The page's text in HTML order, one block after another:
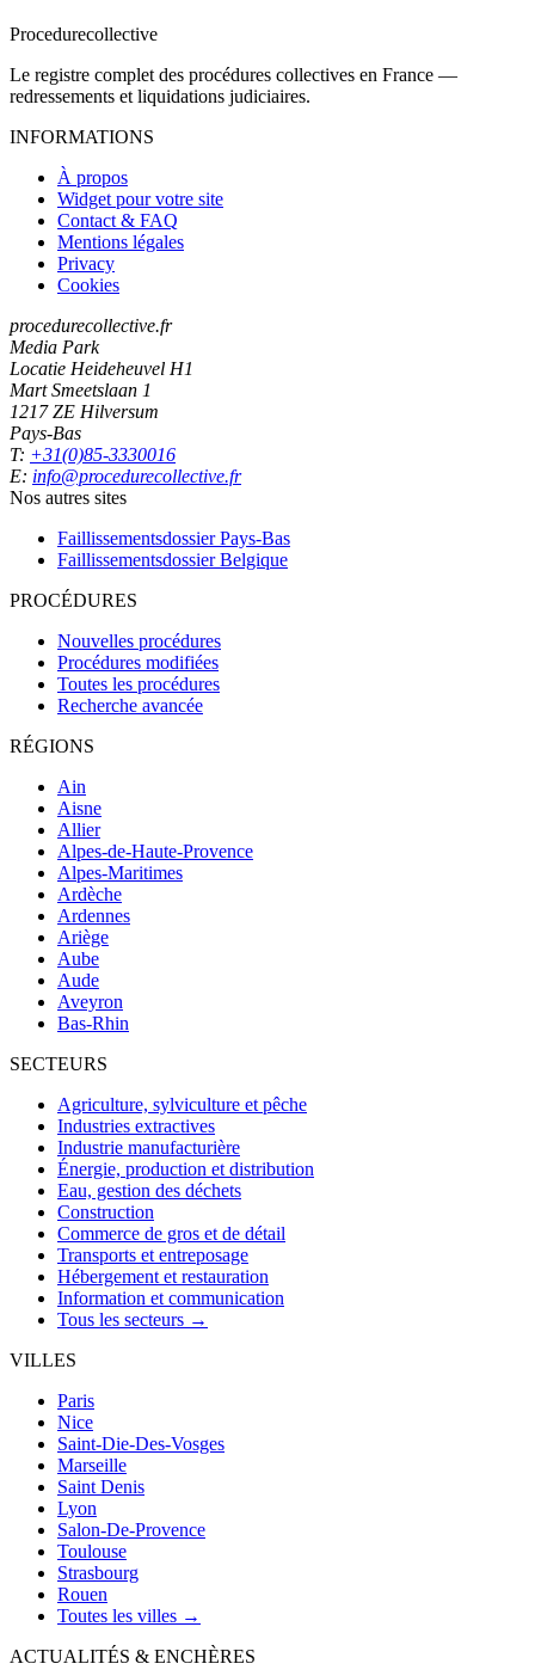
Procedurecollective
Le registre complet des procédures collectives en France —
redressements et liquidations judiciaires.
INFORMATIONS
À propos
Widget pour votre site
Contact & FAQ
Mentions légales
Privacy
Cookies
procedurecollective.fr
Media Park
Locatie Heideheuvel H1
Mart Smeetslaan 1
1217 ZE Hilversum
Pays-Bas
T: +31(0)85-3330016
E: info@procedurecollective.fr
Nos autres sites
Faillissementsdossier Pays-Bas
Faillissementsdossier Belgique
PROCÉDURES
Nouvelles procédures
Procédures modifiées
Toutes les procédures
Recherche avancée
RÉGIONS
Ain
Aisne
Allier
Alpes-de-Haute-Provence
Alpes-Maritimes
Ardèche
Ardennes
Ariège
Aube
Aude
Aveyron
Bas-Rhin
SECTEURS
Agriculture, sylviculture et pêche
Industries extractives
Industrie manufacturière
Énergie, production et distribution
Eau, gestion des déchets
Construction
Commerce de gros et de détail
Transports et entreposage
Hébergement et restauration
Information et communication
Tous les secteurs →
VILLES
Paris
Nice
Saint-Die-Des-Vosges
Marseille
Saint Denis
Lyon
Salon-De-Provence
Toulouse
Strasbourg
Rouen
Toutes les villes →
ACTUALITÉS & ENCHÈRES